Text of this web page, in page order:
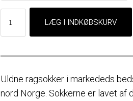
Uldne ragsokker i markededs
nord Norge. Sokkerne er lavet af